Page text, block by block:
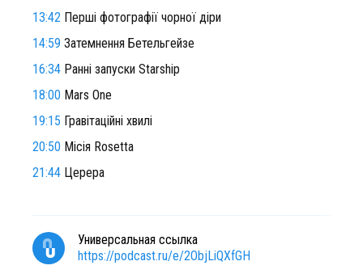
13:42 Перші фотографії чорної діри
14:59 Затемнення Бетельгейзе
16:34 Ранні запуски Starship
18:00 Mars One
19:15 Гравітаційні хвилі
20:50 Місія Rosetta
21:44 Церера
Универсальная ссылка
https://podcast.ru/e/2ObjLiQXfGH